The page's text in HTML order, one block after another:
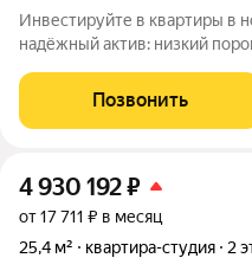
Инвестируйте в квартиры в
надёжный актив: низкий
Жилой квартал «Бережно» это проект класса Бизнес,
созданный с уважением к
Позвонить
4 930 192₽
от 17 711 ₽ в месяц
25,4 м²
квартира-студия 2